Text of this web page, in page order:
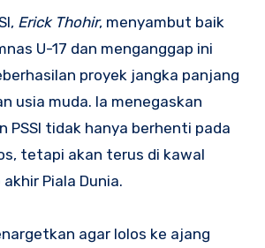
Erick Thohir, menyambut baik
U-17 dan menganggap ini
proyek jangka panjang
usia muda. Ia menegaskan
PSSI tidak hanya berhenti pada
tetapi akan terus di kawal
Piala Dunia.
agar lolos ke ajang